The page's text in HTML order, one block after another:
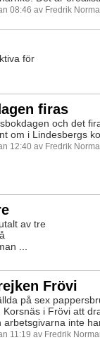
08:46 av Fredrik
för
firas
och det
om i Lindesbergs
12:40 av Fredrik
av tre
...
Frövi
på sex
Korsnäs i Frövi att
arbetsgivarna inte
11:19 av Fredrik